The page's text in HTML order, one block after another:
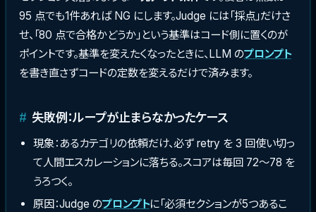
95 点でも1件あれば NG にします。Judge には「採点」だけさ
せ、「80 点で合格かどうか」という基準はコード側に置くのが
ポイントです。基準を変えたくなったときに、LLM のプロンプト
を書き直さずコードの定数を変えるだけで済みます。
失敗例：ループが止まらなかったケース
現象：あるカテゴリの依頼だけ、必ず retry を 3 回使い切っ
て人間エスカレーションに落ちる。スコアは毎回 72〜78 を
うろつく。
原因：Judge のプロンプトに「必須セクションが5つあるこ